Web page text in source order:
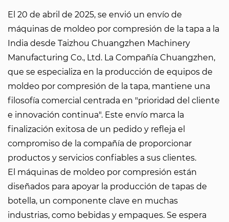
El 20 de abril de 2025, se envió un envío de
máquinas de moldeo por compresión de la tapa a la
India desde Taizhou Chuangzhen Machinery
Manufacturing Co., Ltd. La Compañía Chuangzhen,
que se especializa en la producción de equipos de
moldeo por compresión de la tapa, mantiene una
filosofía comercial centrada en "prioridad del cliente
e innovación continua". Este envío marca la
finalización exitosa de un pedido y refleja el
compromiso de la compañía de proporcionar
productos y servicios confiables a sus clientes.
El máquinas de moldeo por compresión están
diseñados para apoyar la producción de tapas de
botella, un componente clave en muchas
industrias, como bebidas y empaques. Se espera